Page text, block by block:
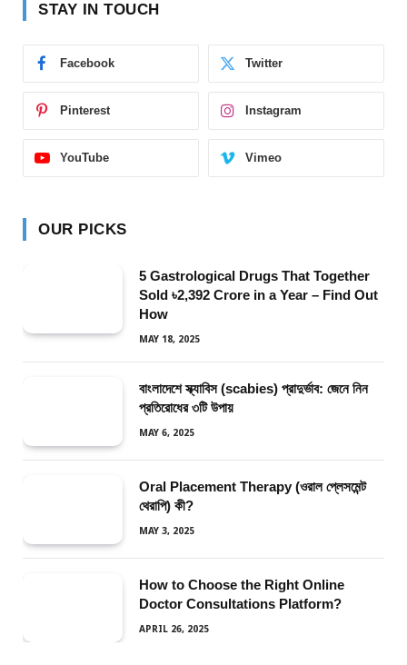
STAY IN TOUCH
Facebook Twitter
Pinterest Instagram
YouTube Vimeo
OUR PICKS
5 Gastrological Drugs That Together
Sold ৳2,392 Crore in a Year – Find Out
How
MAY 18, 2025
বাংলাদেশে স্ক্যাবিস (scabies) প্রাদুর্ভাব: জেনে নিন
প্রতিরোধের ৩টি উপায়
MAY 6, 2025
Oral Placement Therapy (ওরাল প্লেসমেন্ট
থেরাপি) কী?
MAY 3, 2025
How to Choose the Right Online
Doctor Consultations Platform?
APRIL 26, 2025